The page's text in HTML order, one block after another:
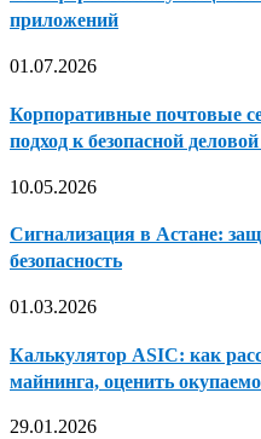
приложений
01.07.2026
Корпоративные почтовые
подход к безопасной
10.05.2026
Сигнализация в Астане:
безопасность
01.03.2026
Калькулятор ASIC: как
майнинга, оценить
29.01.2026